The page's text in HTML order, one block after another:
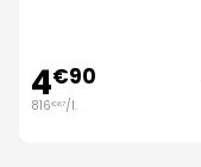
4€90
816€67/l.